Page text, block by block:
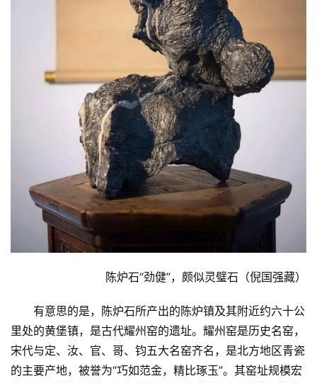
陈炉石“劲健”，颇似灵璧石（倪国强藏）
有意思的是，陈炉石所产出的陈炉镇及其附近约六十公
里处的黄堡镇，是古代耀州窑的遗址。 耀州窑是历史名窑，
宋代与定、汝、官、哥、钧五大名窑齐名，是北方地区青瓷
的主要产地，被誉为“巧如范金，精比琢玉”。 其窑址规模宏